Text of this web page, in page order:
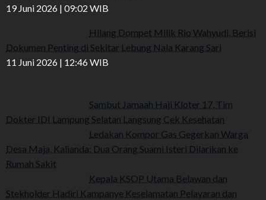
19 Juni 2026 | 09:02 WIB
Hilang Dompet Milik Rio Wahyudi, Berisi
Dokumen Penting di Sekitar Lebung Nala Karang Sari
11 Juni 2026 | 12:46 WIB
Sambut Jamaah Haji Kloter 17, Tim
Dokter IDI Lampung Selatan Langsung Cek Kesehatan
Ledakan Kompor Gas Gegerkan Warga
Desa Maja, Kalianda: Dua Orang Suami Isteri Dilarikan ke
Rumah Sakit
Kepala KSOP Utama Belawan dan
Stekholder Hadiri Kampanye Keselamatan Pelayaran dan